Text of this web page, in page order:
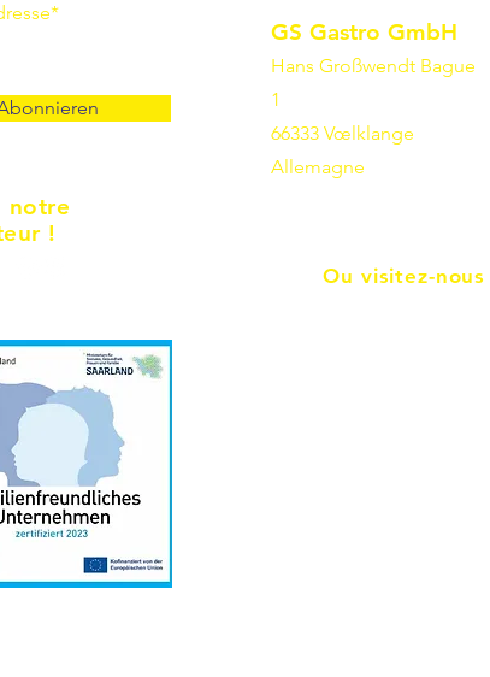
notre
!
GS Gastro GmbH
Hans Großwendt Bague
1
66333 Vœlklange
Allemagne
Ou visitez-